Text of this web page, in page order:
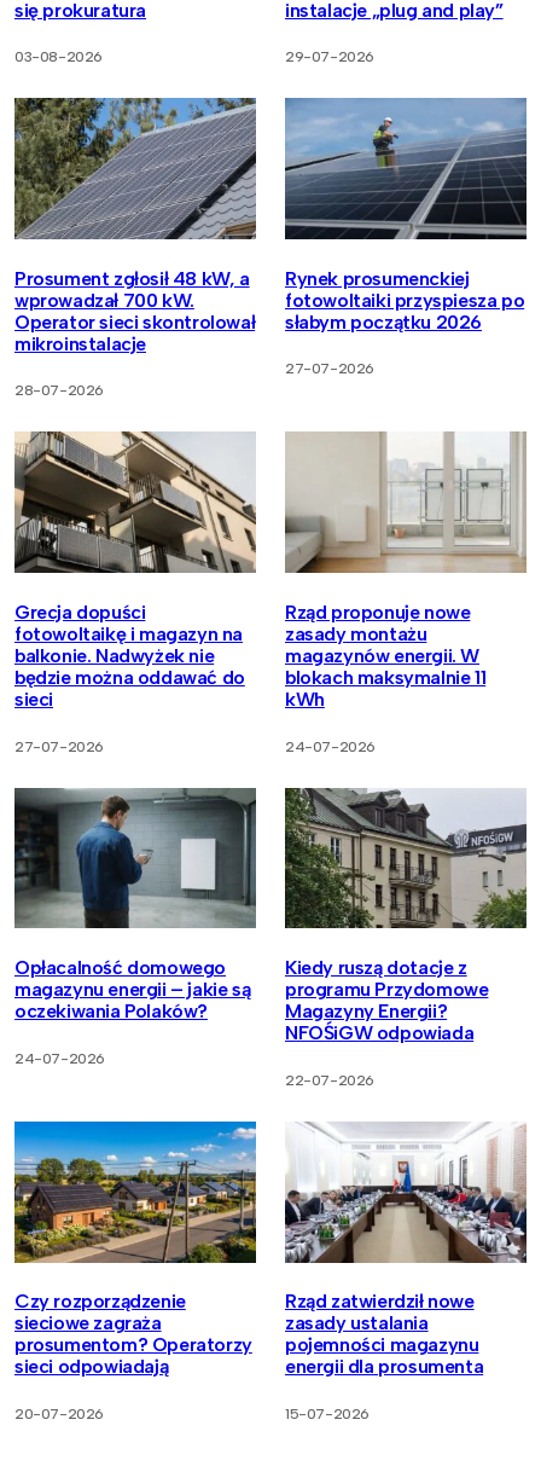
się prokuratura
03-08-2026
instalacje „plug and play”
29-07-2026
Prosument zgłosił 48 kW, a
wprowadzał 700 kW.
Operator sieci skontrolował
mikroinstalacje
28-07-2026
Rynek prosumenckiej
fotowoltaiki przyspiesza po
słabym początku 2026
27-07-2026
Grecja dopuści
fotowoltaikę i magazyn na
balkonie. Nadwyżek nie
będzie można oddawać do
sieci
27-07-2026
Rząd proponuje nowe
zasady montażu
magazynów energii. W
blokach maksymalnie 11
kWh
24-07-2026
Opłacalność domowego
magazynu energii – jakie są
oczekiwania Polaków?
24-07-2026
Kiedy ruszą dotacje z
programu Przydomowe
Magazyny Energii?
NFOŚiGW odpowiada
22-07-2026
Czy rozporządzenie
sieciowe zagraża
prosumentom? Operatorzy
sieci odpowiadają
20-07-2026
Rząd zatwierdził nowe
zasady ustalania
pojemności magazynu
energii dla prosumenta
15-07-2026